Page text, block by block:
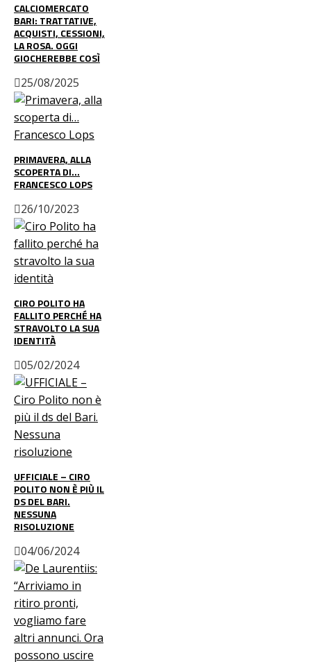
CALCIOMERCATO
BARI: TRATTATIVE,
ACQUISTI, CESSIONI,
LA ROSA. OGGI
GIOCHEREBBE COSÌ
25/08/2025
PRIMAVERA, ALLA
SCOPERTA DI…
FRANCESCO LOPS
26/10/2023
CIRO POLITO HA
FALLITO PERCHÉ HA
STRAVOLTO LA SUA
IDENTITÀ
05/02/2024
UFFICIALE – CIRO
POLITO NON È PIÙ IL
DS DEL BARI.
NESSUNA
RISOLUZIONE
04/06/2024